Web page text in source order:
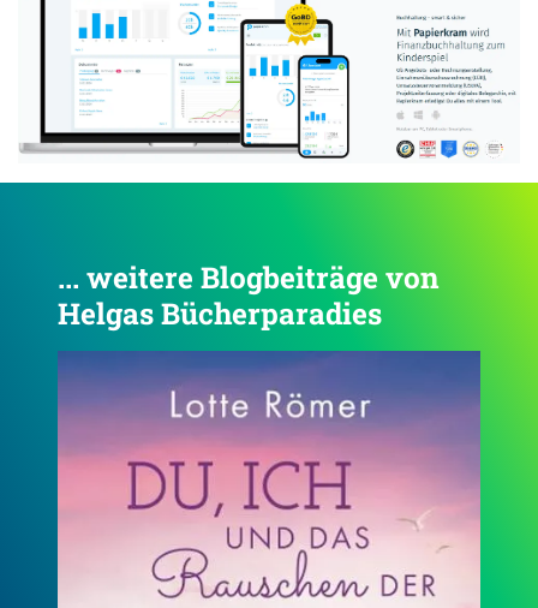
... weitere Blogbeiträge von
Helgas Bücherparadies